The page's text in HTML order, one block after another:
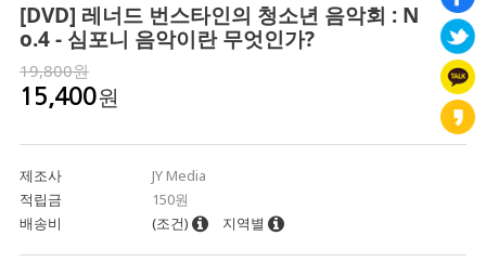
[DVD] 레너드 번스타인의 청소년 음악회 : N
o.4 - 심포니 음악이란 무엇인가?
19,800원
15,400원
제조사
JY Media
적립금
150원
배송비
(조건) 지역별